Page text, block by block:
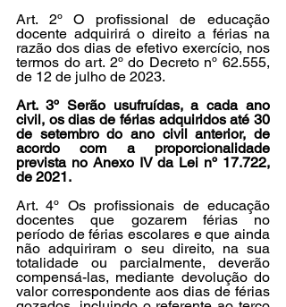
Art. 2º O profissional de educação
docente adquirirá o direito a férias na
razão dos dias de efetivo exercício, nos
termos do art. 2º do Decreto nº 62.555,
de 12 de julho de 2023.
Art. 3º Serão usufruídas, a cada ano
civil, os dias de férias adquiridos até 30
de setembro do ano civil anterior, de
acordo com a proporcionalidade
prevista no Anexo IV da Lei nº 17.722,
de 2021.
Art. 4º Os profissionais de educação
docentes que gozarem férias no
período de férias escolares e que ainda
não adquiriram o seu direito, na sua
totalidade ou parcialmente, deverão
compensá-las, mediante devolução do
valor correspondente aos dias de férias